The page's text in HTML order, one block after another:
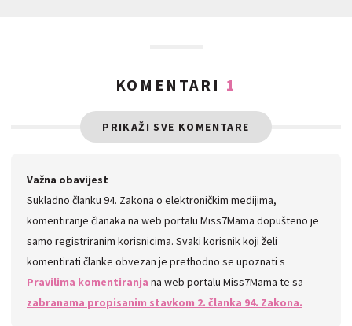
KOMENTARI 1
PRIKAŽI SVE KOMENTARE
Važna obavijest
Sukladno članku 94. Zakona o elektroničkim medijima,
komentiranje članaka na web portalu Miss7Mama dopušteno je
samo registriranim korisnicima. Svaki korisnik koji želi
komentirati članke obvezan je prethodno se upoznati s
Pravilima komentiranja na web portalu Miss7Mama te sa
zabranama propisanim stavkom 2. članka 94. Zakona.